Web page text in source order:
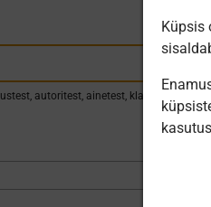
autoritest, ainetest, klassidest
Küpsis